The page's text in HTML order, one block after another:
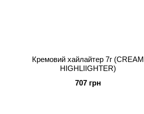
Кремовий хайлайтер 7г (CREAM
HIGHLIIGHTER)
707 грн